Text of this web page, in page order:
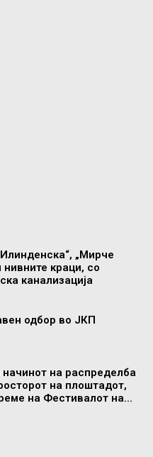
„Мирче
нивните краци, со
канализација
одбор во ЈКП
на распределба
на плоштадот,
на Фестивалот на...